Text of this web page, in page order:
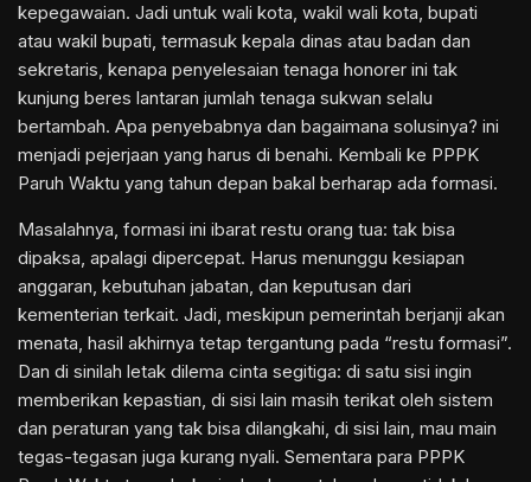
kepegawaian. Jadi untuk wali kota, wakil wali kota, bupati
atau wakil bupati, termasuk kepala dinas atau badan dan
sekretaris, kenapa penyelesaian tenaga honorer ini tak
kunjung beres lantaran jumlah tenaga sukwan selalu
bertambah. Apa penyebabnya dan bagaimana solusinya? ini
menjadi pejerjaan yang harus di benahi. Kembali ke PPPK
Paruh Waktu yang tahun depan bakal berharap ada formasi.
Masalahnya, formasi ini ibarat restu orang tua: tak bisa
dipaksa, apalagi dipercepat. Harus menunggu kesiapan
anggaran, kebutuhan jabatan, dan keputusan dari
kementerian terkait. Jadi, meskipun pemerintah berjanji akan
menata, hasil akhirnya tetap tergantung pada “restu formasi”.
Dan di sinilah letak dilema cinta segitiga: di satu sisi ingin
memberikan kepastian, di sisi lain masih terikat oleh sistem
dan peraturan yang tak bisa dilangkahi, di sisi lain, mau main
tegas-tegasan juga kurang nyali. Sementara para PPPK